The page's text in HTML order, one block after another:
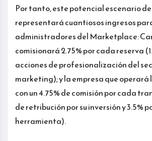
Por tanto, este potencial escenario
representará cuantiosos ingresos
administradores del Marketplace:
comisionará 2.75% por cada reserva
acciones de profesionalización del
marketing); y la empresa que
con un 4.75% de comisión por cada
de retribución por su inversión y 3.5%
herramienta).